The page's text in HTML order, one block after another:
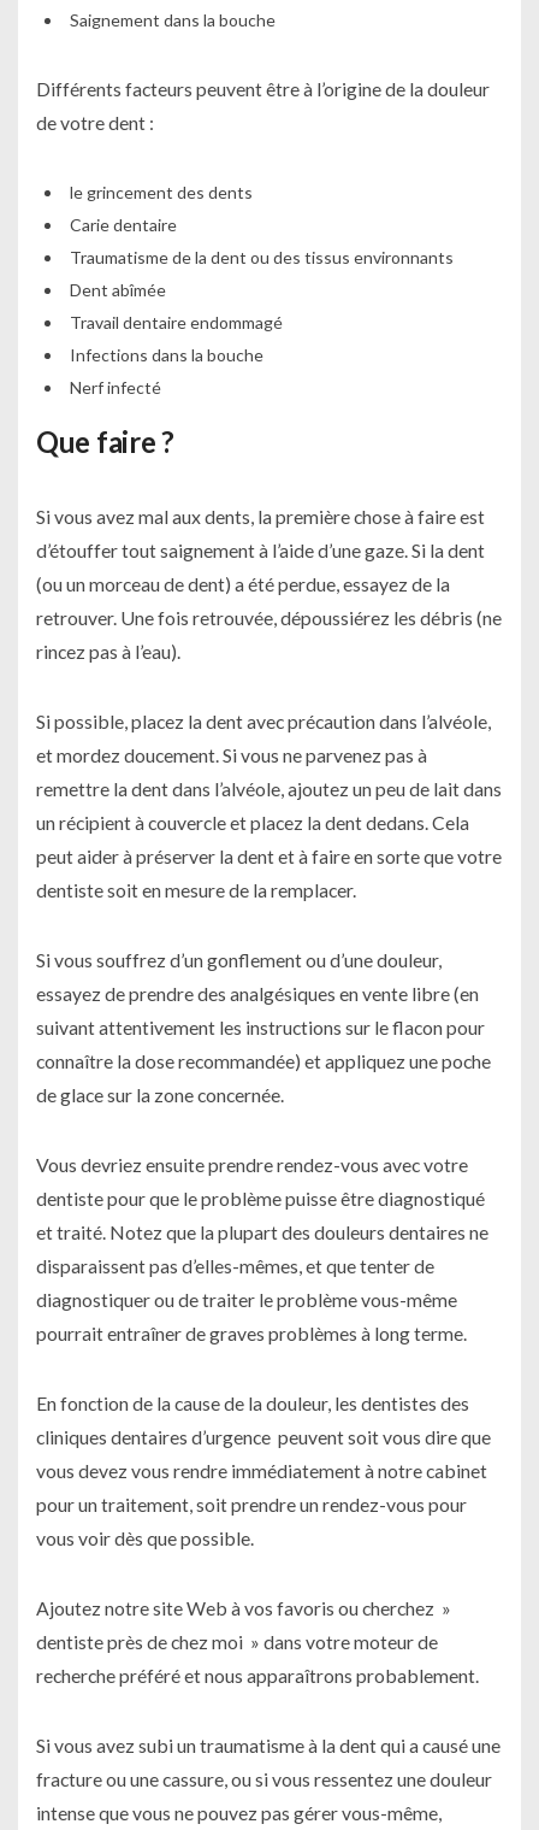
Saignement dans la bouche
Différents facteurs peuvent être à l’origine de la douleur
de votre dent :
le grincement des dents
Carie dentaire
Traumatisme de la dent ou des tissus environnants
Dent abîmée
Travail dentaire endommagé
Infections dans la bouche
Nerf infecté
Que faire ?
Si vous avez mal aux dents, la première chose à faire est
d’étouffer tout saignement à l’aide d’une gaze. Si la dent
(ou un morceau de dent) a été perdue, essayez de la
retrouver. Une fois retrouvée, dépoussiérez les débris (ne
rincez pas à l’eau).
Si possible, placez la dent avec précaution dans l’alvéole,
et mordez doucement. Si vous ne parvenez pas à
remettre la dent dans l’alvéole, ajoutez un peu de lait dans
un récipient à couvercle et placez la dent dedans. Cela
peut aider à préserver la dent et à faire en sorte que votre
dentiste soit en mesure de la remplacer.
Si vous souffrez d’un gonflement ou d’une douleur,
essayez de prendre des analgésiques en vente libre (en
suivant attentivement les instructions sur le flacon pour
connaître la dose recommandée) et appliquez une poche
de glace sur la zone concernée.
Vous devriez ensuite prendre rendez-vous avec votre
dentiste pour que le problème puisse être diagnostiqué
et traité. Notez que la plupart des douleurs dentaires ne
disparaissent pas d’elles-mêmes, et que tenter de
diagnostiquer ou de traiter le problème vous-même
pourrait entraîner de graves problèmes à long terme.
En fonction de la cause de la douleur, les dentistes des
cliniques dentaires d’urgence peuvent soit vous dire que
vous devez vous rendre immédiatement à notre cabinet
pour un traitement, soit prendre un rendez-vous pour
vous voir dès que possible.
Ajoutez notre site Web à vos favoris ou cherchez »
dentiste près de chez moi » dans votre moteur de
recherche préféré et nous apparaîtrons probablement.
Si vous avez subi un traumatisme à la dent qui a causé une
fracture ou une cassure, ou si vous ressentez une douleur
intense que vous ne pouvez pas gérer vous-même,